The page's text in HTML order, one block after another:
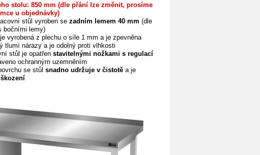
stolu: 850 mm (dle přání lze změnit, prosíme
u objednávky)
stůl vyroben se zadním lemem 40 mm (dle
bočními lemy)
vyrobená z plechu o síle 1 mm a je zpevněna
tlumí nárazy a je odolný proti vlhkosti
stůl je opatřen stavitelnými nožkami s regulací
ochranným uzemněním
se stůl snadno udržuje v čistotěa je